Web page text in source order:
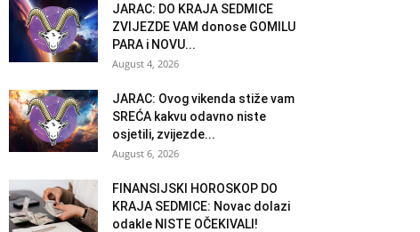
JARAC: DO KRAJA SEDMICE
ZVIJEZDE VAM donose GOMILU
PARA i NOVU...
August 4, 2026
JARAC: Ovog vikenda stiže vam
SREĆA kakvu odavno niste
osjetili, zvijezde...
August 6, 2026
FINANSIJSKI HOROSKOP DO
KRAJA SEDMICE: Novac dolazi
odakle NISTE OČEKIVALI!